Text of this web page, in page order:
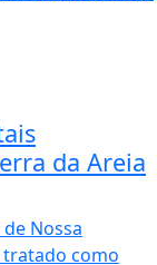
da Areia